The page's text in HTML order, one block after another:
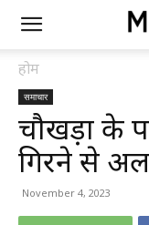
होम
समाचार
चौखड़ा के
गिरने से
November 4, 2023